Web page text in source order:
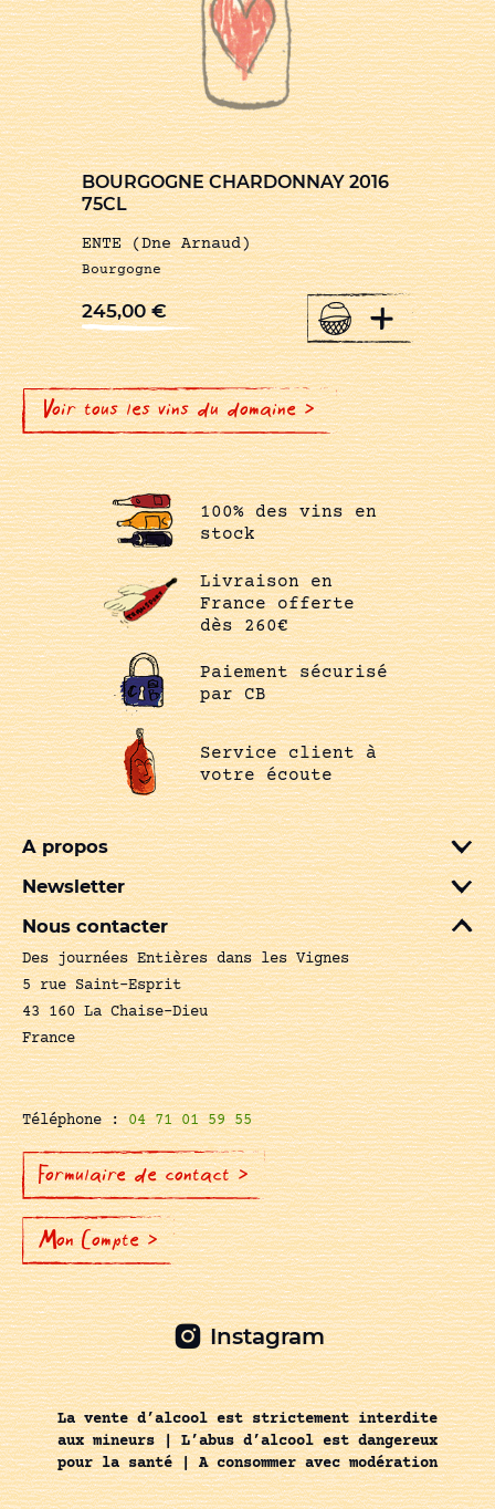
BOURGOGNE CHARDONNAY 2016
75CL
ENTE (Dne Arnaud)
Bourgogne
245,00€ +
Voir tous les vins du domaine >
100% des vins en
stock
Livraison en
France offerte
dès 260€
Paiement sécurisé
par CB
Service client à
votre écoute
A propos
Newsletter
Nous contacter
Des journées Entières dans les Vignes
5 rue Saint-Esprit
43 160 La Chaise-Dieu
France
Téléphone :04 71 01 59 55
Formulaire de contact >
Mon Compte >
Instagram
La vente d’alcool est strictement interdite
aux mineurs | L’abus d’alcool est dangereux
pour la santé | A consommer avec modération